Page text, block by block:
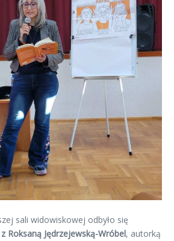
sali widowiskowej odbyło się
Roksaną Jędrzejewską-Wróbel, autorką